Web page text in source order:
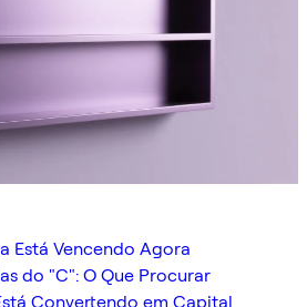
Está Vencendo Agora
do "C": O Que Procurar
Convertendo em Capital